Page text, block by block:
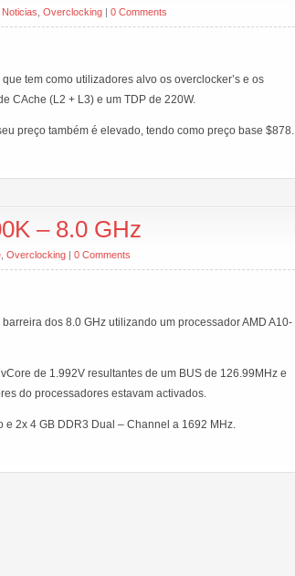
Noticias Overclocking | 0 Comments
tem como utilizadores alvo os overclocker’s e os
CAche (L2 + L3) e um TDP de 220W.
preço também é elevado, tendo como preço base $878.
– 8.0 GHz
Overclocking | 0 Comments
dos 8.0 GHz utilizando um processador AMD A10-
de 1.992V resultantes de um BUS de 126.99MHz e
do processadores estavam activados.
e 2x 4 GB DDR3 Dual – Channel a 1692 MHz.